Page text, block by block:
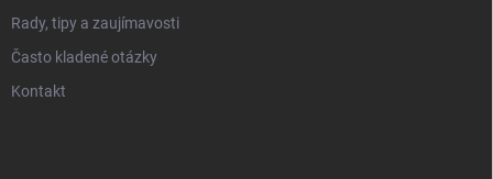
Rady, tipy a zaujímavosti
Často kladené otázky
Kontakt